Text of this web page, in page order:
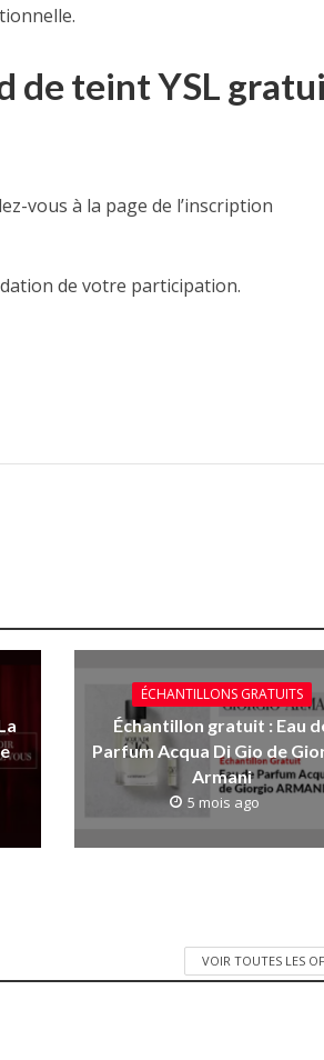
de teint YSL
vous à la page de l’inscription
de votre participation.
ÉCHANTILLONS GRATUITS
Échantillon gratuit : Eau
Parfum Acqua Di Gio de
Armani
5 mois ago
VOIR TOUTES LES